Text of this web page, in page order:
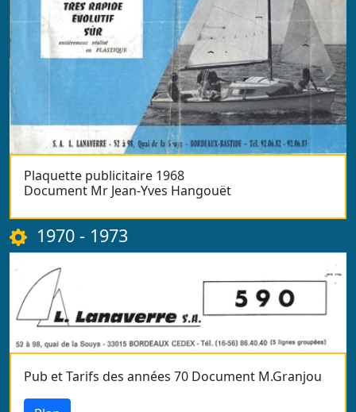
Plaquette publicitaire 1968
Document Mr Jean-Yves Hangouët
1970 - 1973
Pub et Tarifs des années 70 Document M.Granjou